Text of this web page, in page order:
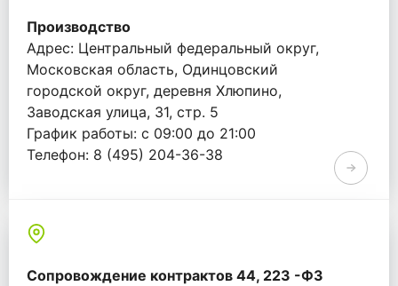
Производство
Адрес: Центральный федеральный округ,
Московская область, Одинцовский
городской округ, деревня Хлюпино,
Заводская улица, 31, стр. 5
График работы: с 09:00 до 21:00
Телефон: 8 (495) 204-36-38
Сопровождение контрактов 44, 223 -ФЗ